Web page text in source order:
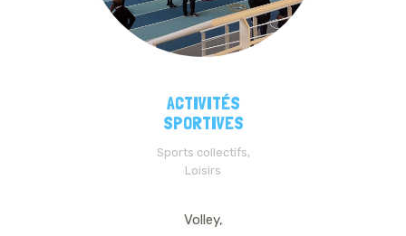
ACTIVITÉS
SPORTIVES
Sports collectifs,
Loisirs
Volley,